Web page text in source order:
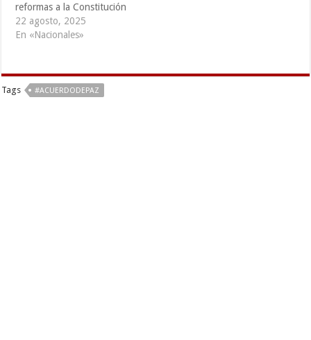
reformas a la Constitución
22 agosto, 2025
En «Nacionales»
Tags #ACUERDODEPAZ